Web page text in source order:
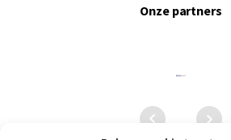
Onze partners